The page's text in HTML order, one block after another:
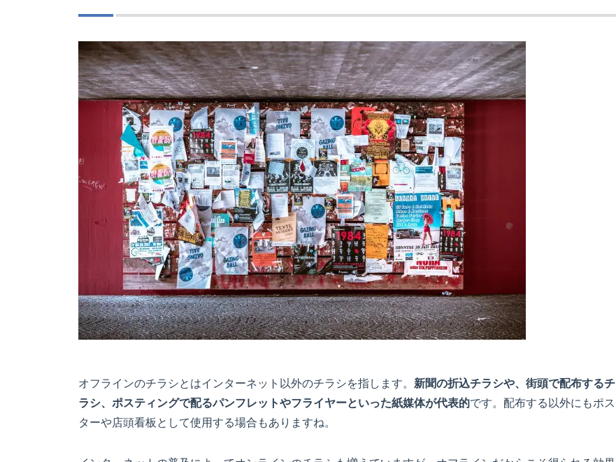
オフラインのチラシとはインターネット以外のチラシを指します。 新聞の折込チラシや、街頭で配布するチ
ラシ、ポスティングで配るパンフレットやフライヤーといった紙媒体が代表的です。配布する以外にもポス
ターや店頭看板として使用する場合もありますね。